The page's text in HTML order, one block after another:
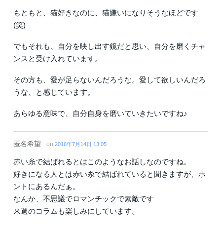
もともと、猫好きなのに、猫嫌いになりそうなほどです
(笑)
でもそれも、自分を映し出す鏡だと思い、自分を磨くチャ
ンスと受け入れています。
その方も、愛が足らないんだろうな。愛して欲しいんだろ
うな、と感じています。
あらゆる意味で、自分自身を磨いていきたいですね♪
匿名希望 on 2016年7月14日 13:05
赤い糸で結ばれるとはこのようなお話しなのですね。
好きになる人とは赤い糸で結ばれていると聞きますが、ホ
ントにあるんだぁ。
なんか、不思議でロマンチックで素敵です
来週のコラムも楽しみにしています。